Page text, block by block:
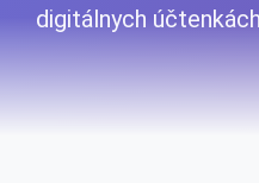
digitálnych